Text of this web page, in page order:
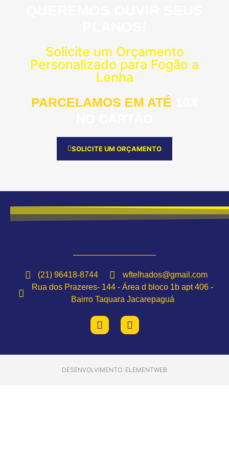
Solicite um Orçamento
Personalizado para Fogão a
Lenha
PARCELAMOS EM ATÉ
SOLICITE UM ORÇAMENTO
(21) 96418-8744
wftelhados@gmail.com
Rua dos Prazeres- 144 - Área d bloco 1b apt 406 -
Bairro Taquara Jacarepaguá
DESENVOLVIMENTO: ELEMENTWEB